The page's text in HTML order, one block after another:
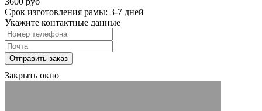
Срок изготовления рамы: 3-7 дней
Укажите контактные данные
Закрыть окно